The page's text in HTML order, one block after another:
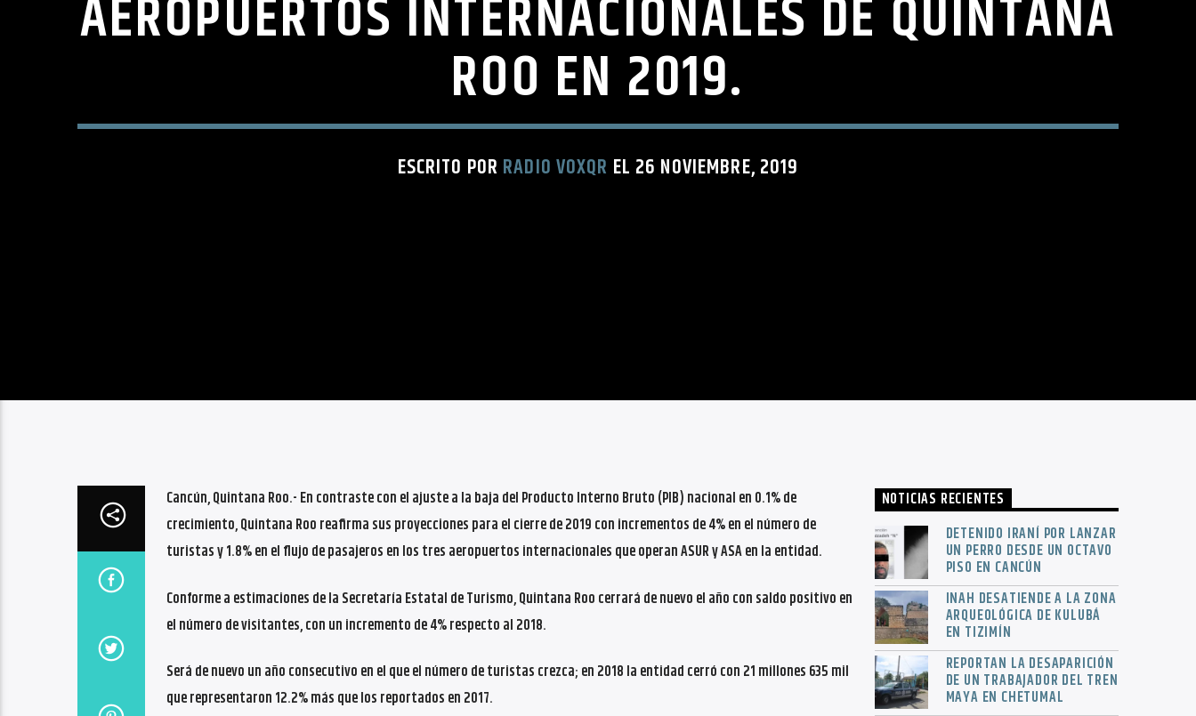
AEROPUERTOS INTERNACIONALES DE QUINTANA
ROO EN 2019.
ESCRITO POR RADIO VOXQR EL 26 NOVIEMBRE, 2019
Cancún, Quintana Roo.- En contraste con el ajuste a la baja del Producto Interno Bruto (PIB) nacional en 0.1% de
crecimiento, Quintana Roo reafirma sus proyecciones para el cierre de 2019 con incrementos de 4% en el número de
turistas y 1.8% en el flujo de pasajeros en los tres aeropuertos internacionales que operan ASUR y ASA en la entidad.
Conforme a estimaciones de la Secretaría Estatal de Turismo, Quintana Roo cerrará de nuevo el año con saldo positivo en
el número de visitantes, con un incremento de 4% respecto al 2018.
Será de nuevo un año consecutivo en el que el número de turistas crezca; en 2018 la entidad cerró con 21 millones 635 mil
que representaron 12.2% más que los reportados en 2017.
NOTICIAS RECIENTES
DETENIDO IRANÍ POR LANZAR
UN PERRO DESDE UN OCTAVO
PISO EN CANCÚN
INAH DESATIENDE A LA ZONA
ARQUEOLÓGICA DE KULUBÁ
EN TIZIMÍN
REPORTAN LA DESAPARICIÓN
DE UN TRABAJADOR DEL TREN
MAYA EN CHETUMAL